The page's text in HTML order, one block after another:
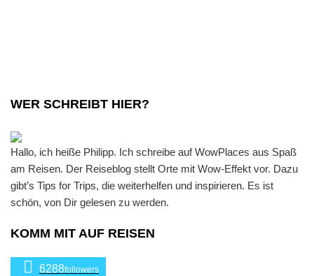
WER SCHREIBT HIER?
Hallo, ich heiße Philipp. Ich schreibe auf WowPlaces aus Spaß
am Reisen. Der Reiseblog stellt Orte mit Wow-Effekt vor. Dazu
gibt’s Tips for Trips, die weiterhelfen und inspirieren. Es ist
schön, von Dir gelesen zu werden.
KOMM MIT AUF REISEN
6288followers